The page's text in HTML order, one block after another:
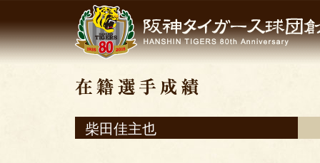
柴田佳主也